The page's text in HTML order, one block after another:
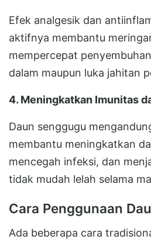
Efek analgesik dan
aktifnya membantu
mempercepat
dalam maupun luka jahitan
4. Meningkatkan Imunitas
Daun senggugu
membantu meningkatkan
mencegah infeksi, dan
tidak mudah lelah selama
Cara Penggunaan
Ada beberapa cara